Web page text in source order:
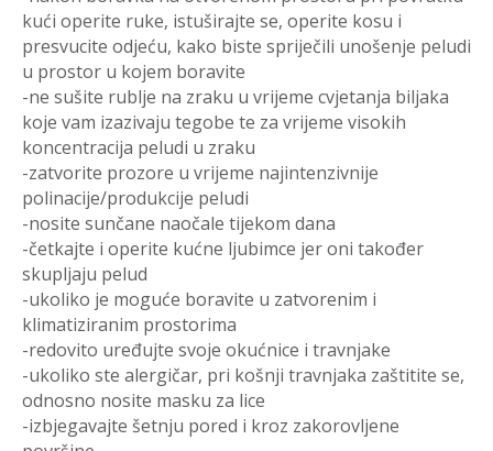
kući operite ruke, istuširajte se, operite kosu i
presvucite odjeću, kako biste spriječili unošenje peludi
u prostor u kojem boravite
-ne sušite rublje na zraku u vrijeme cvjetanja biljaka
koje vam izazivaju tegobe te za vrijeme visokih
koncentracija peludi u zraku
-zatvorite prozore u vrijeme najintenzivnije
polinacije/produkcije peludi
-nosite sunčane naočale tijekom dana
-četkajte i operite kućne ljubimce jer oni također
skupljaju pelud
-ukoliko je moguće boravite u zatvorenim i
klimatiziranim prostorima
-redovito uređujte svoje okućnice i travnjake
-ukoliko ste alergičar, pri košnji travnjaka zaštitite se,
odnosno nosite masku za lice
-izbjegavajte šetnju pored i kroz zakorovljene